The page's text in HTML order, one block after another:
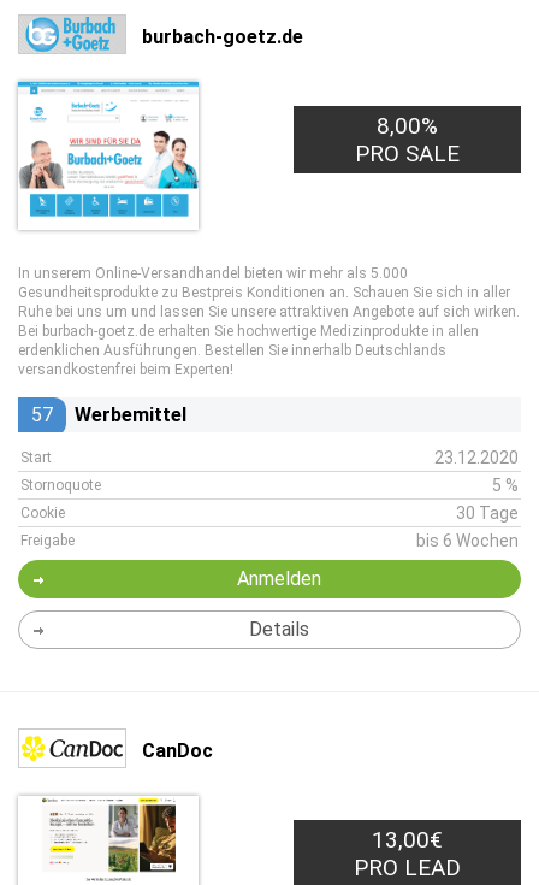
burbach-goetz.de
8,00%
PRO SALE
In unserem Online-Versandhandel bieten wir mehr als 5.000
Gesundheitsprodukte zu Bestpreis Konditionen an. Schauen Sie sich in aller
Ruhe bei uns um und lassen Sie unsere attraktiven Angebote auf sich wirken.
Bei burbach-goetz.de erhalten Sie hochwertige Medizinprodukte in allen
erdenklichen Ausführungen. Bestellen Sie innerhalb Deutschlands
versandkostenfrei beim Experten!
57 Werbemittel
Start 23.12.2020
Stornoquote 5 %
Cookie 30 Tage
Freigabe bis 6 Wochen
Anmelden
Details
CanDoc
13,00€
PRO LEAD